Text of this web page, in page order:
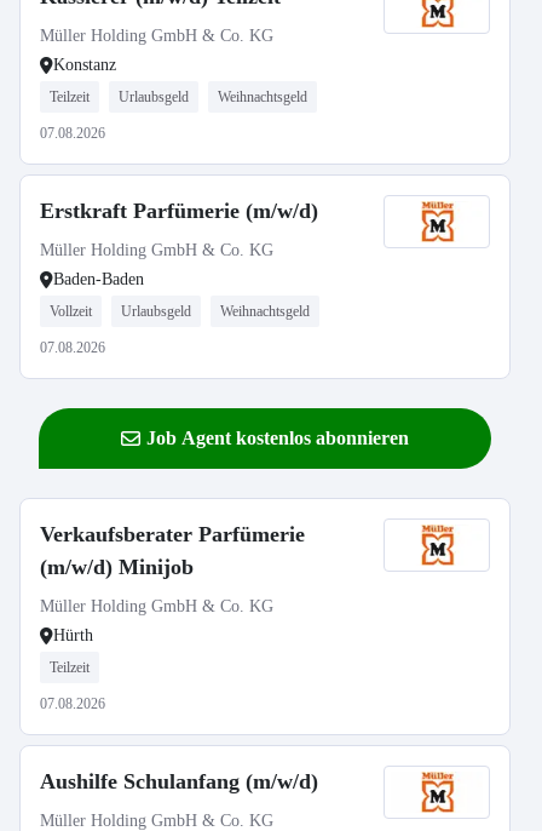
Müller Holding GmbH & Co. KG
Konstanz
Teilzeit Urlaubsgeld Weihnachtsgeld
07.08.2026
Erstkraft Parfümerie (m/w/d)
Müller Holding GmbH & Co. KG
Baden-Baden
Vollzeit Urlaubsgeld Weihnachtsgeld
07.08.2026
Job Agent kostenlos abonnieren
Verkaufsberater Parfümerie
(m/w/d) Minijob
Müller Holding GmbH & Co. KG
Hürth
Teilzeit
07.08.2026
Aushilfe Schulanfang (m/w/d)
Müller Holding GmbH & Co. KG